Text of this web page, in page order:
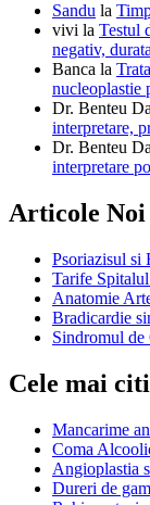
Sandu la
vivi la Testul
negativ,
Banca la
nucleoplastie
Dr. Benteu
interpretare,
Dr. Benteu
interpretare
Articole Noi
Psoriazisul si
Tarife
Anatomie
Bradicardie
Sindromul
Cele mai
Mancarime
Coma
Angioplastia
Dureri de